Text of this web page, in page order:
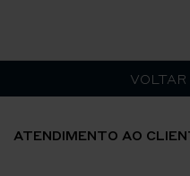
ATENDIMENTO AO